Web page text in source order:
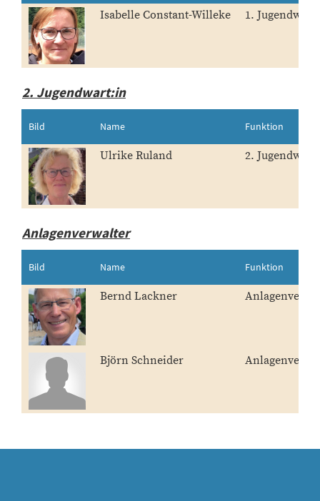
Isabelle Constant-Willeke 1.
2. Jugendwart:in
Bild Name Funktion
Ulrike Ruland 2.
Anlagenverwalter
Bild Name Funktion
Bernd Lackner
Björn Schneider